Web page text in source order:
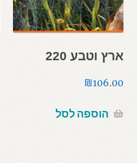
ארץ וטבע 220
₪106.00
הוספה לסל